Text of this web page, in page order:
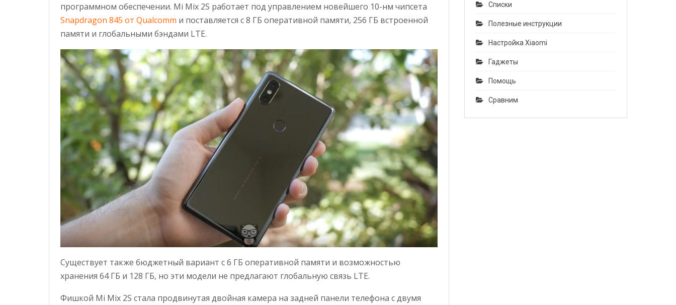
программном обеспечении. Mi Mix 2S работает под управлением новейшего 10-нм чипсета
Snapdragon 845 от Qualcomm и поставляется с 8 ГБ оперативной памяти, 256 ГБ встроенной
памяти и глобальными бэндами LTE.
Существует также бюджетный вариант с 6 ГБ оперативной памяти и возможностью
хранения 64 ГБ и 128 ГБ, но эти модели не предлагают глобальную связь LTE.
Фишкой Mi Mix 2S стала продвинутая двойная камера на задней панели телефона с двумя
Списки
Полезные инструкции
Настройка Xiaomi
Гаджеты
Помощь
Сравним